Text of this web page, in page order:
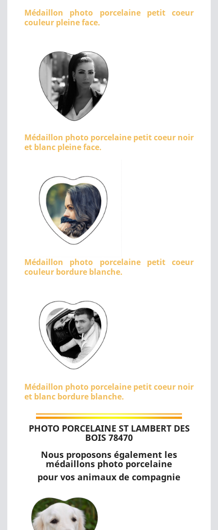
Médaillon photo porcelaine petit coeur
couleur pleine face.
Médaillon photo porcelaine petit coeur noir
et blanc pleine face.
Médaillon photo porcelaine petit coeur
couleur bordure blanche.
Médaillon photo porcelaine petit coeur noir
et blanc bordure blanche.
PHOTO PORCELAINE ST LAMBERT DES
BOIS 78470
Nous proposons également les
médaillons photo porcelaine
pour vos animaux de compagnie